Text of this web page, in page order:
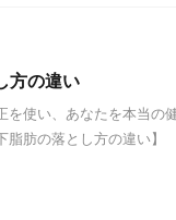
方の違い
使い、あなたを本当の
脂肪の落とし方の違い】